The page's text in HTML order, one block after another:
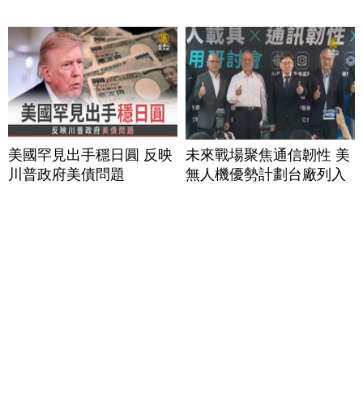
美國罕見出手穩日圓 反映
川普政府美債問題
未來戰場聚焦通信韌性 美
無人機優勢計劃台廠列入